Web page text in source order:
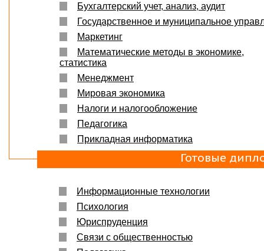
Бухгалтерский учет, анализ, аудит
Государственное и муниципальное
Маркетинг
Математические методы в экономике,
статистика
Менеджмент
Мировая экономика
Налоги и налогообложение
Педагогика
Прикладная информатика
Готовые
Информационные технологии
Психология
Юриспруденция
Связи с общественностью